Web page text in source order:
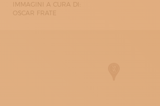
IMMAGINI A CURA DI:
OSCAR FRATE